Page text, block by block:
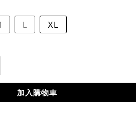
L XL
加入購物車